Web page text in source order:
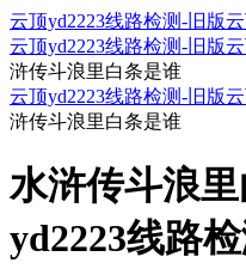
云顶yd2223线路检测-旧版
云顶yd2223线路检测-旧版
浒传斗浪里白条是谁
云顶yd2223线路检测-旧版
浒传斗浪里白条是谁
水浒传斗浪
yd2223线路检